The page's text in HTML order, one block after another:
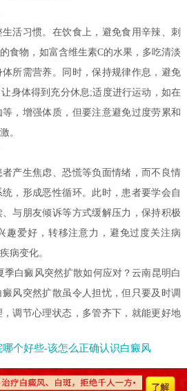
习惯。在饮食上，避免食用辛辣、刺
食物，如富含维生素C的水果，多吃清淡
体所需营养。同时，保持规律作息，避免
身体得到充分休息;适度进行运动，如在
，增强体质，但要注意避免过度劳累和
。
生焦虑、恐慌等负面情绪，而不良情
，形成恶性循环。此时，患者要学会自
与朋友倾诉等方式缓解压力，保持积极
趣爱好，转移注意力，避免过度关注病
病变化。
白癜风突然扩散如何应对？云南昆明白
风突然扩散虽令人担忧，但只要及时调
调节心理状态，多管齐下，就能更好地
个好些-该怎么正确认识白癜风